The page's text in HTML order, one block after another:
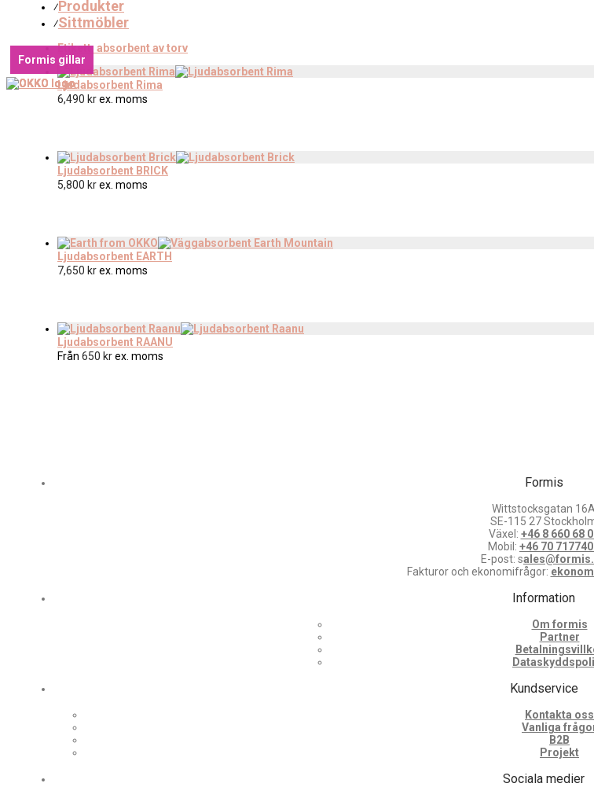
⁄Produkter
⁄Sittmöbler
Etikett: absorbent av torv
Ljudabsorbent Rima
6,490 krex. moms
Ljudabsorbent BRICK
5,800 krex. moms
Formis gillar
Ljudabsorbent EARTH
7,650 krex. moms
Formis gillar
Ljudabsorbent RAANU
Från 650 krex. moms
Formis
Wittstocksgatan 16A
SE-115 27
Växel: +46 8 660 68
Mobil: +46 70
E-post: s
Fakturor och ekonomifrågor:
Information
Om formis
Partner
Kundservice
Kontakta oss
Vanliga
B2B
Projekt
Sociala medier